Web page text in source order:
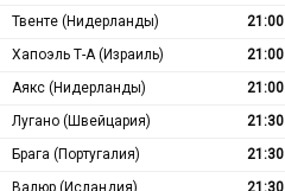
Твенте (Нидерланды)
21:00
Хапоэль Т-А (Израиль)
21:00
Аякс (Нидерланды)
21:00
Лугано (Швейцария)
21:30
Брага (Португалия)
21:30
Валюр (Исландия)
21:30